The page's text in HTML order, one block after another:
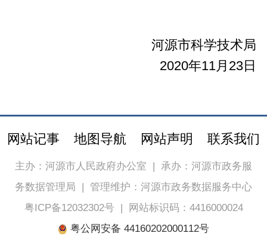
河源市科学技术局
2020年11月23日
网站记事 地图导航 网站声明 联系我们
主办：河源市人民政府办公室 | 承办：河源市政务服
务数据管理局 | 管理维护：河源市政务数据服务中心
粤ICP备12032302号|
网站标识码：4416000024
粤公网安备 44160202000112号